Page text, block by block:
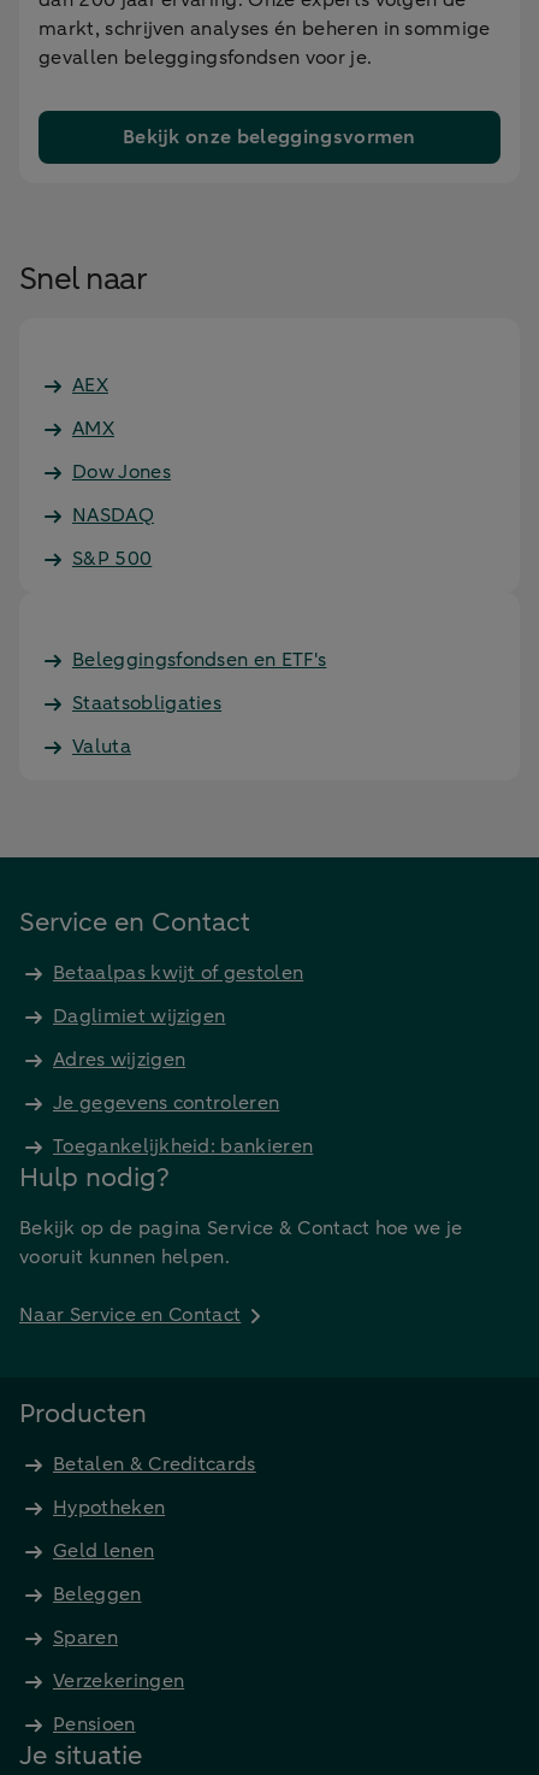
markt, schrijven analyses én beheren in sommige
gevallen beleggingsfondsen voor je.
Bekijk onze beleggingsvormen
Snel naar
AEX
AMX
Dow Jones
NASDAQ
S&P 500
Beleggingsfondsen en ETF's
Staatsobligaties
Valuta
Service en Contact
Betaalpas kwijt of gestolen
Daglimiet wijzigen
Adres wijzigen
Je gegevens controleren
Toegankelijkheid: bankieren
Hulp nodig?
Bekijk op de pagina Service & Contact hoe we je
vooruit kunnen helpen.
Naar Service en Contact
Producten
Betalen & Creditcards
Hypotheken
Geld lenen
Beleggen
Sparen
Verzekeringen
Pensioen
Je situatie